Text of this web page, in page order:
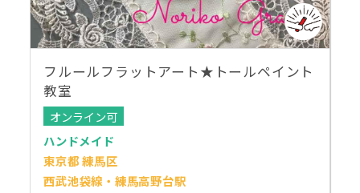
フルールフラットアート★トールペイント
教室
オンライン可
ハンドメイド
東京都 練馬区
西武池袋線・練馬高野台駅